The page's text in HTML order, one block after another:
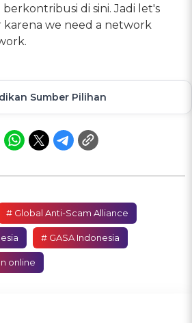
di sini. Jadi let's
we need a network
Sumber Pilihan
# Global Anti-Scam Alliance
# GASA Indonesia
online